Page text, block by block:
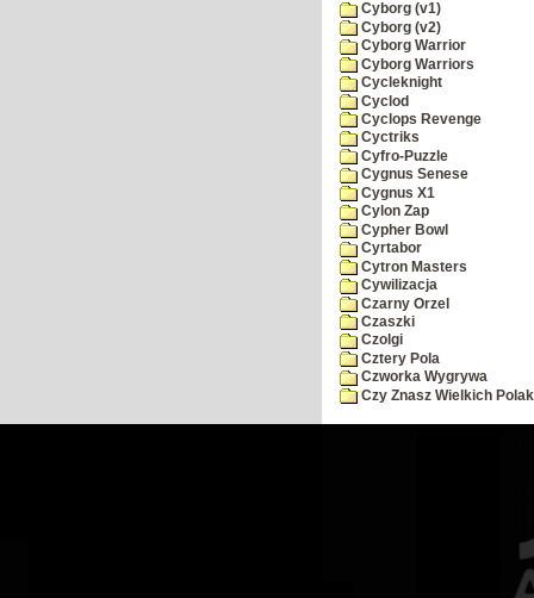
Cyborg (v1)
Cyborg (v2)
Cyborg Warrior
Cyborg Warriors
Cycleknight
Cyclod
Cyclops Revenge
Cyctriks
Cyfro-Puzzle
Cygnus Senese
Cygnus X1
Cylon Zap
Cypher Bowl
Cyrtabor
Cytron Masters
Cywilizacja
Czarny Orzel
Czaszki
Czolgi
Cztery Pola
Czworka Wygrywa
Czy Znasz Wielkich